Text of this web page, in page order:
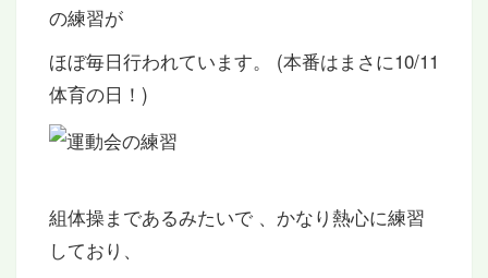
の練習が
ほぼ毎日行われています。 (本番はまさに10/11
体育の日！)
組体操まであるみたいで 、かなり熱心に練習
しており、